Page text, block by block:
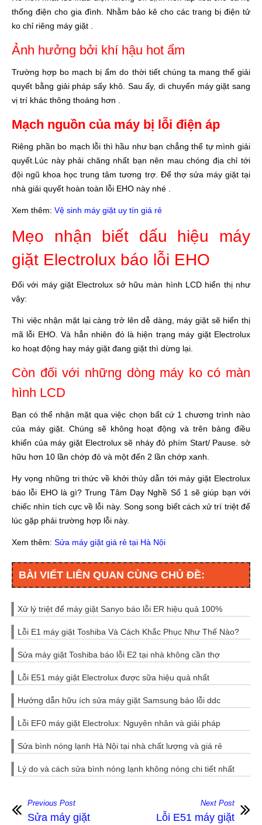
thống điện cho gia đình. Nhằm bảo kê cho các trang bị điện tử
ko chỉ riêng máy giặt .
Ảnh hưởng bởi khí hậu hot ẩm
Trường hợp bo mạch bị ẩm do thời tiết chúng ta mang thể giải
quyết bằng giải pháp sấy khô. Sau ấy, di chuyển máy giặt sang
vị trí khác thông thoáng hơn .
Mạch nguồn của máy bị lỗi điện áp
Riêng phần bo mạch lỗi thì hầu như bạn chẳng thể tự mình giải
quyết.Lúc này phải chăng nhất bạn nên mau chóng địa chỉ tới
đội ngũ khoa học trung tâm tương trợ. Để thợ sửa máy giặt tại
nhà giải quyết hoàn toàn lỗi EHO này nhé .
Xem thêm: Vệ sinh máy giặt uy tín giá rẻ
Mẹo nhận biết dấu hiệu máy
giặt Electrolux báo lỗi EHO
Đối với máy giặt Electrolux sở hữu màn hình LCD hiển thị như
vậy:
Thì việc nhận mặt lại càng trở lên dễ dàng, máy giặt sẽ hiển thị
mã lỗi EHO. Và hẳn nhiên đó là hiện trạng máy giặt Electrolux
ko hoạt động hay máy giặt đang giặt thì dừng lại.
Còn đối với những dòng máy ko có màn
hình LCD
Bạn có thể nhận mặt qua việc chọn bất cứ 1 chương trình nào
của máy giặt. Chúng sẽ không hoạt động và trên bảng điều
khiển của máy giặt Electrolux sẽ nháy đỏ phím Start/ Pause. sở
hữu hơn 10 lần chớp đỏ và một đến 2 lần chớp xanh.
Hy vọng những tri thức về khởi thủy dẫn tới máy giặt Electrolux
báo lỗi EHO là gì? Trung Tâm Dạy Nghề Số 1 sẽ giúp bạn với
chiếc nhìn tích cực về lỗi này. Song song biết cách xử trí triệt để
lúc gặp phải trường hợp lỗi này.
Xem thêm: Sửa máy giặt giá rẻ tại Hà Nội
BÀI VIẾT LIÊN QUAN CÙNG CHỦ ĐỀ:
Xử lý triệt để máy giặt Sanyo báo lỗi ER hiệu quả 100%
Lỗi E1 máy giặt Toshiba Và Cách Khắc Phục Như Thế Nào?
Sửa máy giặt Toshiba báo lỗi E2 tại nhà không cần thợ
Lỗi E51 máy giặt Electrolux được sữa hiệu quả nhất
Hướng dẫn hữu ích sửa máy giặt Samsung báo lỗi ddc
Lỗi EF0 máy giặt Electrolux: Nguyên nhân và giải pháp
Sửa bình nóng lạnh Hà Nội tại nhà chất lượng và giá rẻ
Lý do và cách sửa bình nóng lạnh không nóng chi tiết nhất
Previous Post
Sửa máy giặt
Next Post
Lỗi E51 máy giặt